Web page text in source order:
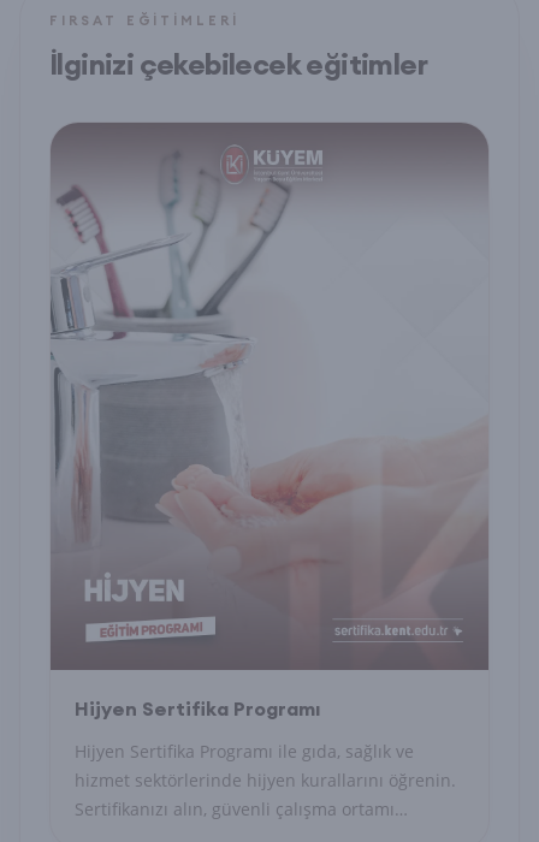
FIRSAT EĞITIMLERI
İlginizi çekebilecek eğitimler
Hijyen Sertifika Programı
Hijyen Sertifika Programı ile gıda, sağlık ve
hizmet sektörlerinde hijyen kurallarını öğrenin.
Sertifikanızı alın, güvenli çalışma ortamı